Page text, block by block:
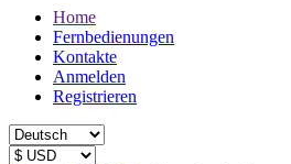
Home
Fernbedienungen
Kontakte
Anmelden
Registrieren